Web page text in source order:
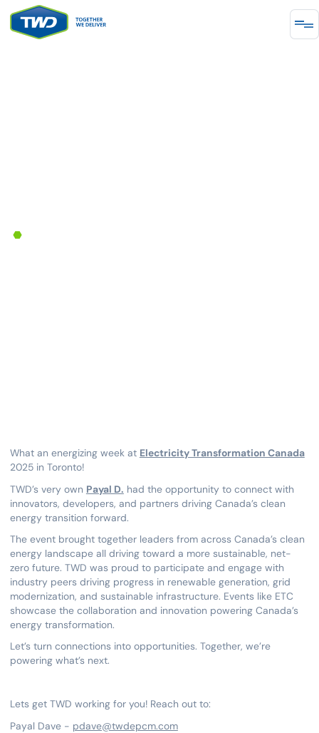
What an energizing week at Electricity Transformation Canada
2025 in Toronto!
TWD’s very own Payal D. had the opportunity to connect with
innovators, developers, and partners driving Canada’s clean
energy transition forward.
The event brought together leaders from across Canada’s clean
energy landscape all driving toward a more sustainable, net-
zero future. TWD was proud to participate and engage with
industry peers driving progress in renewable generation, grid
modernization, and sustainable infrastructure. Events like ETC
showcase the collaboration and innovation powering Canada’s
energy transformation.
Let’s turn connections into opportunities. Together, we’re
powering what’s next.
Lets get TWD working for you! Reach out to:
Payal Dave - pdave@twdepcm.com